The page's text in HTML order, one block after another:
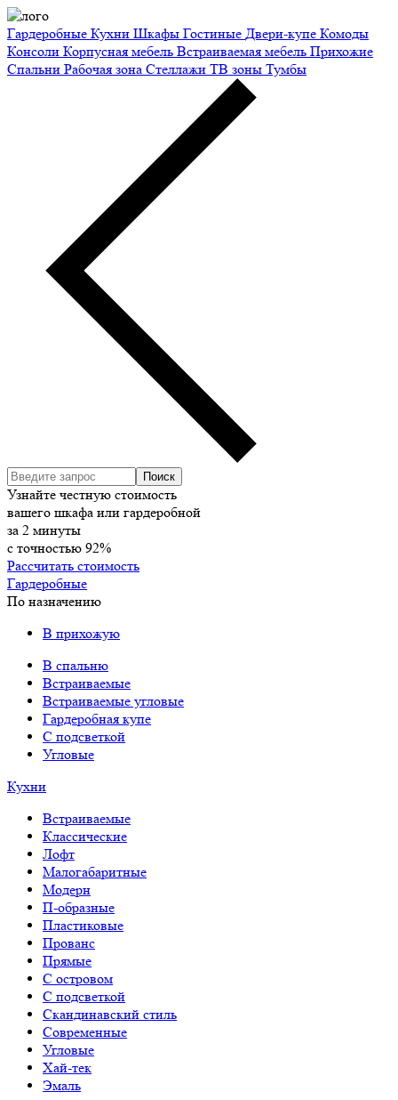
Гардеробные Кухни Шкафы Гостиные Двери-купе Комоды
Консоли Корпусная мебель Встраиваемая мебель Прихожие
Спальни Рабочая зона Стеллажи ТВ зоны Тумбы
Узнайте честную стоимость
вашего шкафа или гардеробной
за 2 минуты
с точностью 92%
Рассчитать стоимость
Гардеробные
По назначению
В прихожую
В спальню
Встраиваемые
Встраиваемые угловые
Гардеробная купе
С подсветкой
Угловые
Кухни
Встраиваемые
Классические
Лофт
Малогабаритные
Модерн
П-образные
Пластиковые
Прованс
Прямые
С островом
С подсветкой
Скандинавский стиль
Современные
Угловые
Хай-тек
Эмаль